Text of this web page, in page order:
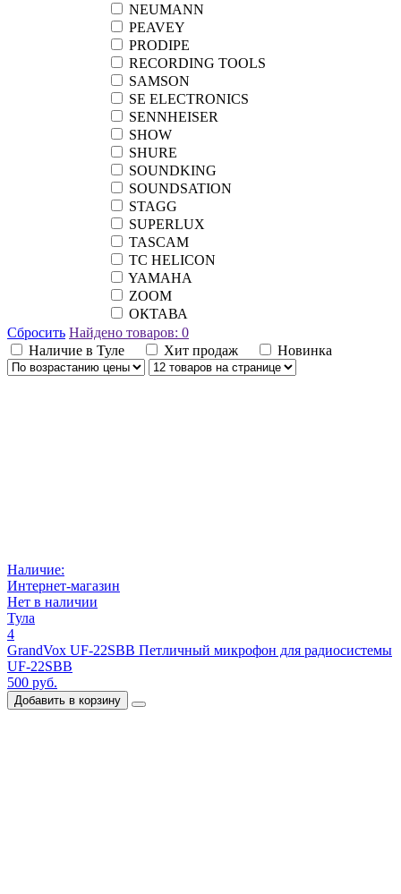
NEUMANN
PEAVEY
PRODIPE
RECORDING TOOLS
SAMSON
SE ELECTRONICS
SENNHEISER
SHOW
SHURE
SOUNDKING
SOUNDSATION
STAGG
SUPERLUX
TASCAM
TC HELICON
YAMAHA
ZOOM
ОКТАВА
Сбросить Найдено товаров: 0
Наличие в Туле
Хит продаж Новинка
Наличие:
Интернет-магазин
Нет в наличии
Тула
4
GrandVox UF-22SBB Петличный микрофон для радиосистемы
UF-22SBB
500 руб.
Добавить в корзину